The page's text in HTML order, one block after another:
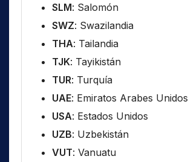
SLM: Salomón
SWZ: Swazilandia
THA: Tailandia
TJK: Tayikistán
TUR: Turquía
UAE: Emiratos Arabes Unidos
USA: Estados Unidos
UZB: Uzbekistán
VUT: Vanuatu